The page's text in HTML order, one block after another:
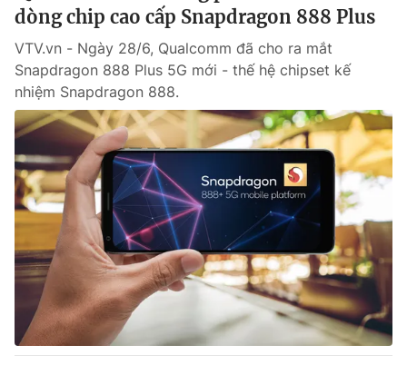
dòng chip cao cấp Snapdragon 888 Plus
VTV.vn - Ngày 28/6, Qualcomm đã cho ra mắt
Snapdragon 888 Plus 5G mới - thế hệ chipset kế
nhiệm Snapdragon 888.